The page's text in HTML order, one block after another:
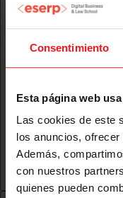
Consentimiento
Esta página web
Las cookies de este
los anuncios,
Además,
con nuestros
quienes pueden